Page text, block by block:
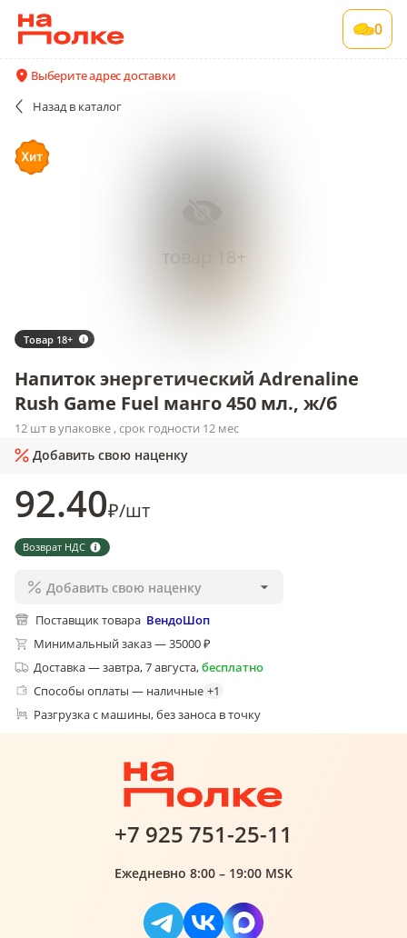
0
Выберите адрес доставки
Назад в каталог
товар 18+
Товар 18+
Напиток энергетический Adrenaline
Rush Game Fuel манго 450 мл., ж/б
12 шт в упаковке , срок годности 12 мес
Добавить свою наценку
92.40₽/шт
Возврат НДС
Добавить свою наценку
Поставщик товара ВендоШоп
Минимальный заказ — 35000 ₽
Доставка—завтра, 7 августа,бесплатно
Способы оплаты — наличные +1
Разгрузка с машины, без заноса в точку
+7 925 751-25-11
Ежедневно 8:00 – 19:00 MSK